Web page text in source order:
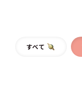
すべて